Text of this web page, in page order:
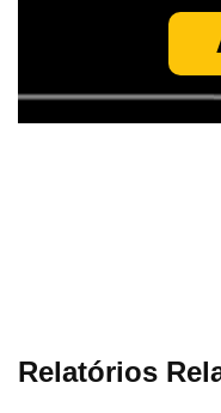
Relatórios